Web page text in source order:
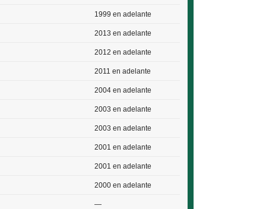
1999 en adelante
2013 en adelante
2012 en adelante
2011 en adelante
2004 en adelante
2003 en adelante
2003 en adelante
2001 en adelante
2001 en adelante
2000 en adelante
—